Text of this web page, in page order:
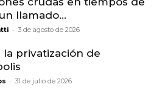
llamado...
- 3 de agosto de 2026
la privatización de
- 31 de julio de 2026